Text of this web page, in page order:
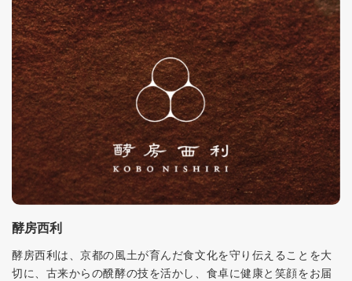
酵房西利
酵房西利は、京都の風土が育んだ食文化を守り伝えることを大
切に、古来からの醗酵の技を活かし、食卓に健康と笑顔をお届